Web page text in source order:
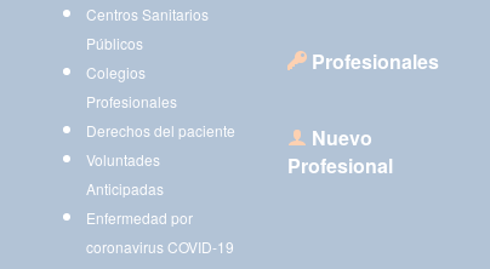
Centros Sanitarios
Públicos
Colegios
Profesionales
Derechos del paciente
Voluntades
Anticipadas
Enfermedad por
coronavirus COVID-19
Profesionales
Nuevo
Profesional